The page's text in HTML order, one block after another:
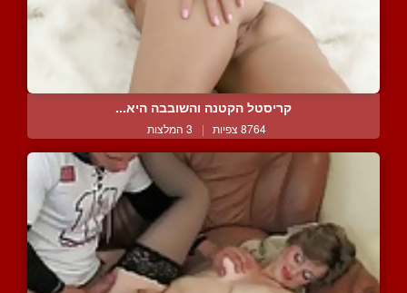
קריסטל הקטנה והשובבה היא...
8764 צפיות | 3 המלצות